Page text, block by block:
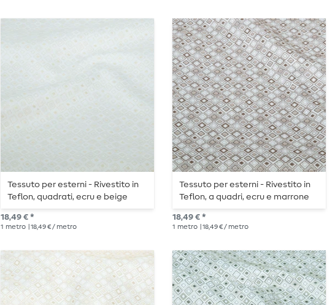
Tessuto per esterni - Rivestito in
Teflon, quadrati, ecru e beige
18,49 € *
1 metro | 18,49 € / metro
Tessuto per esterni - Rivestito in
Teflon, a quadri, ecru e marrone
18,49 € *
1 metro | 18,49 € / metro